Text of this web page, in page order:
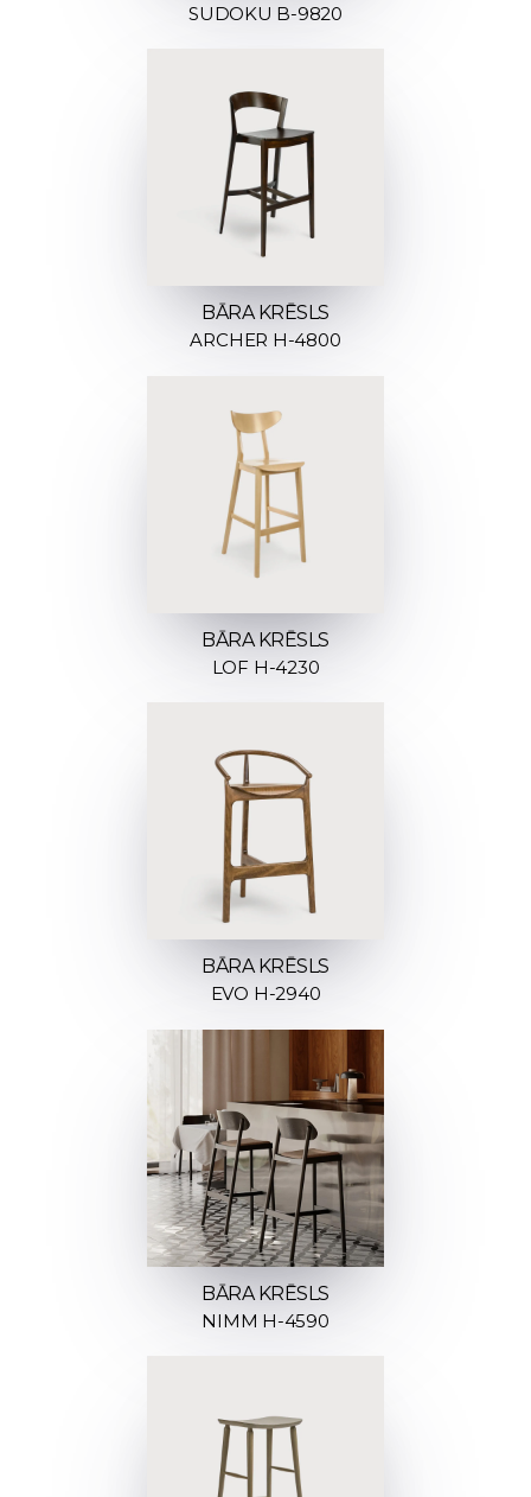
SUDOKU B-9820
BĀRA KRĒSLS
ARCHER H-4800
BĀRA KRĒSLS
LOF H-4230
BĀRA KRĒSLS
EVO H-2940
BĀRA KRĒSLS
NIMM H-4590